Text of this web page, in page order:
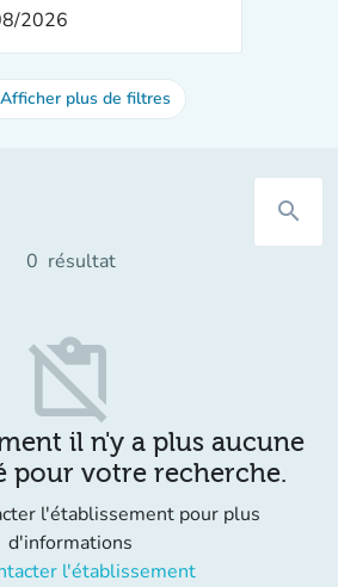
Afficher plus de filtres
search
0 résultat
content_paste_off
il n'y a plus aucune
pour votre recherche.
l'établissement pour plus
d'informations
l'établissement